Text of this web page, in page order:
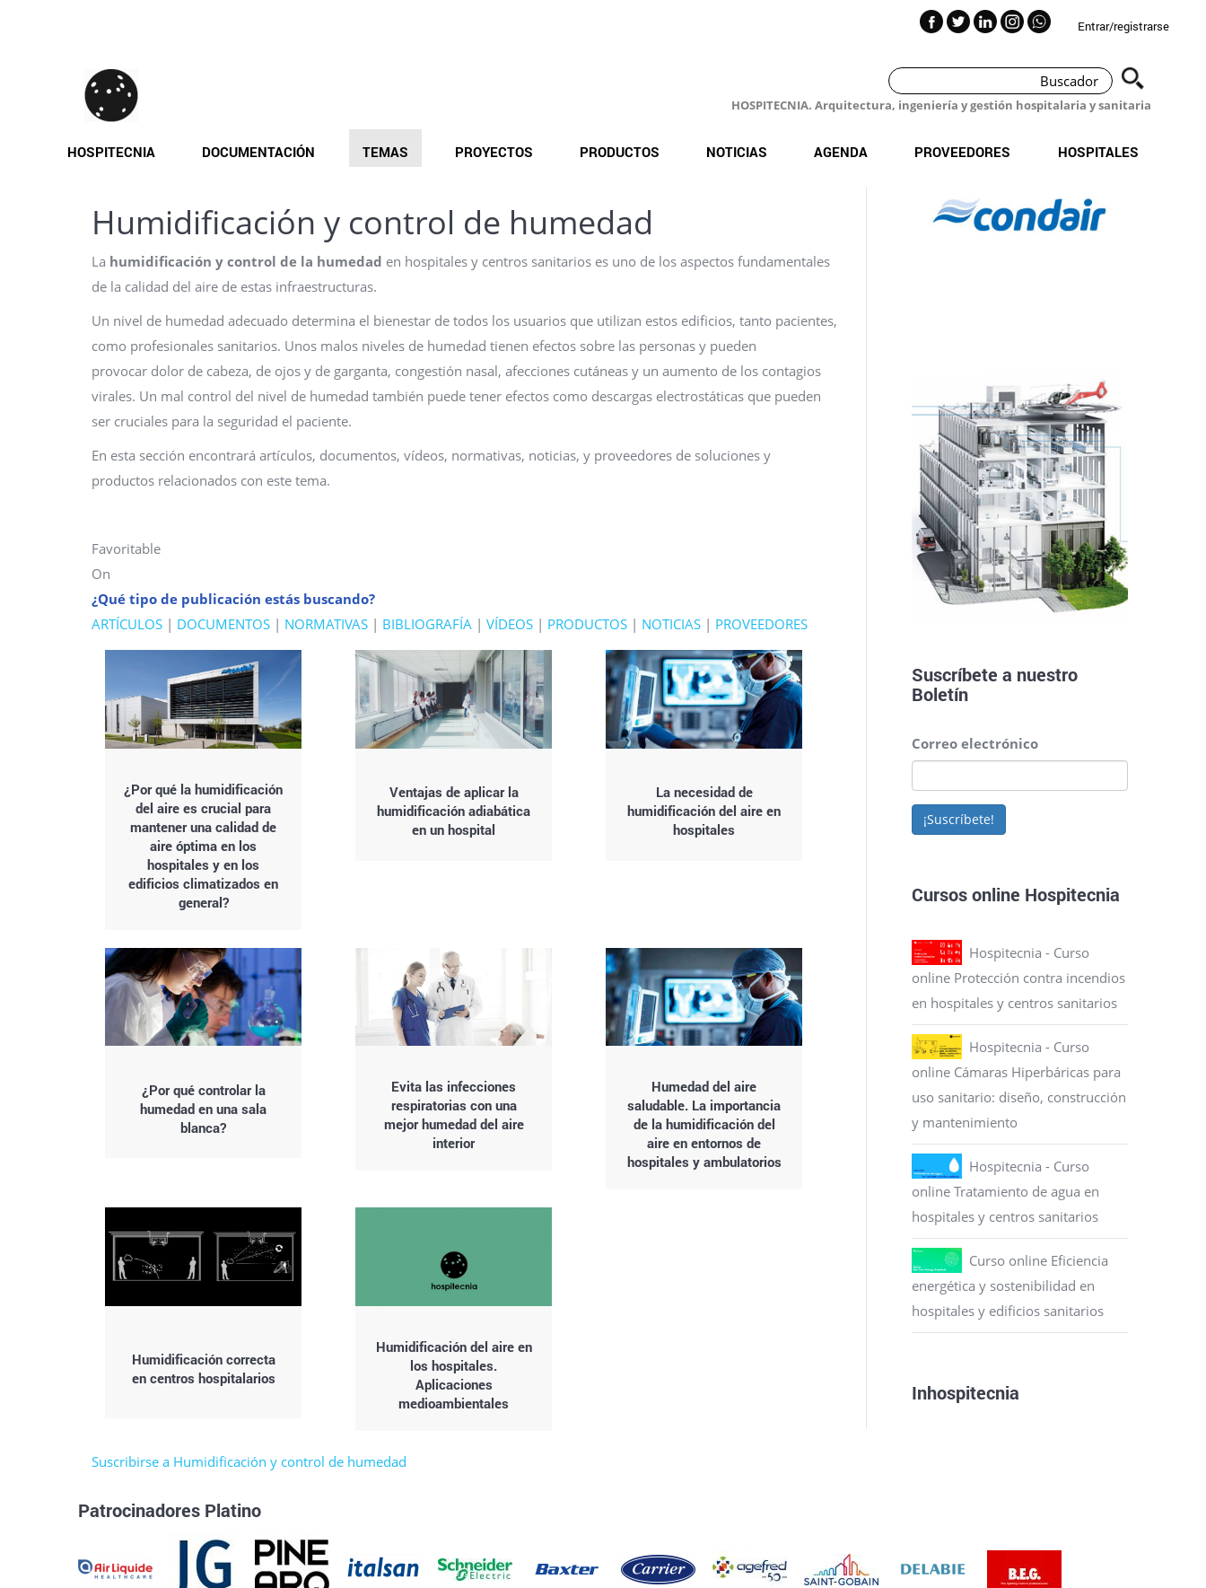
Entrar/registrarse
HOSPITECNIA. Arquitectura, ingeniería y gestión hospitalaria y sanitaria
HOSPITECNIA DOCUMENTACIÓN TEMAS PROYECTOS PRODUCTOS NOTICIAS AGENDA PROVEEDORES HOSPITALES
Humidificación y control de humedad
La humidificación y control de la humedad en hospitales y centros sanitarios es uno de los aspectos fundamentales
de la calidad del aire de estas infraestructuras.
Un nivel de humedad adecuado determina el bienestar de todos los usuarios que utilizan estos edificios, tanto pacientes,
como profesionales sanitarios. Unos malos niveles de humedad tienen efectos sobre las personas y pueden
provocar dolor de cabeza, de ojos y de garganta, congestión nasal, afecciones cutáneas y un aumento de los contagios
virales. Un mal control del nivel de humedad también puede tener efectos como descargas electrostáticas que pueden
ser cruciales para la seguridad el paciente.
En esta sección encontrará artículos, documentos, vídeos, normativas, noticias, y proveedores de soluciones y
productos relacionados con este tema.
Favoritable
On
¿Qué tipo de publicación estás buscando?
ARTÍCULOS | DOCUMENTOS | NORMATIVAS | BIBLIOGRAFÍA | VÍDEOS | PRODUCTOS | NOTICIAS | PROVEEDORES
¿Por qué la humidificación
del aire es crucial para
mantener una calidad de
aire óptima en los
hospitales y en los
edificios climatizados en
general?
Ventajas de aplicar la
humidificación adiabática
en un hospital
La necesidad de
humidificación del aire en
hospitales
¿Por qué controlar la
humedad en una sala
blanca?
Evita las infecciones
respiratorias con una
mejor humedad del aire
interior
Humedad del aire
saludable. La importancia
de la humidificación del
aire en entornos de
hospitales y ambulatorios
Humidificación correcta
en centros hospitalarios
Humidificación del aire en
los hospitales.
Aplicaciones
medioambientales
Suscribirse a Humidificación y control de humedad
Suscríbete a nuestro
Boletín
Correo electrónico
¡Suscríbete!
Cursos online Hospitecnia
Hospitecnia - Curso
online Protección contra incendios
en hospitales y centros sanitarios
Hospitecnia - Curso
online Cámaras Hiperbáricas para
uso sanitario: diseño, construcción
y mantenimiento
Hospitecnia - Curso
online Tratamiento de agua en
hospitales y centros sanitarios
Curso online Eficiencia
energética y sostenibilidad en
hospitales y edificios sanitarios
Inhospitecnia
Patrocinadores Platino